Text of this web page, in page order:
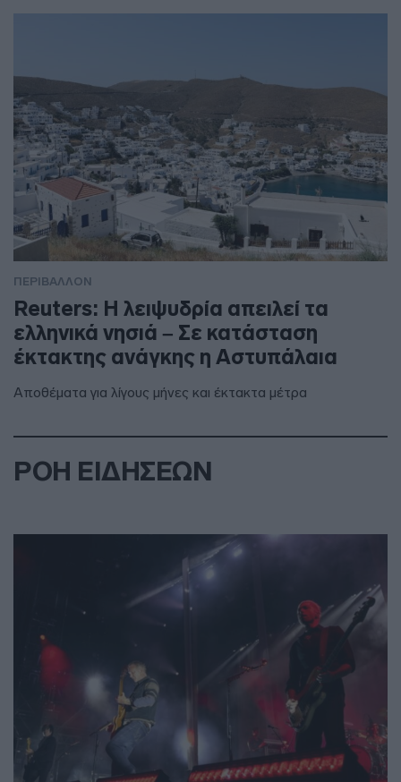
ΠΕΡΙΒΑΛΛΟΝ
Reuters: Η λειψυδρία απειλεί τα
ελληνικά νησιά – Σε κατάσταση
έκτακτης ανάγκης η Αστυπάλαια
Αποθέματα για λίγους μήνες και έκτακτα μέτρα
ΡΟΗ ΕΙΔΗΣΕΩΝ